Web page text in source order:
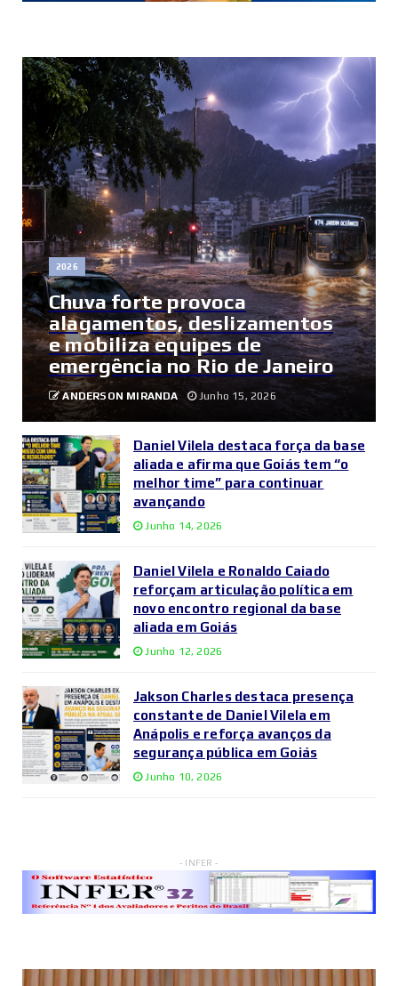
2026
Chuva forte provoca
alagamentos, deslizamentos
e mobiliza equipes de
emergência no Rio de Janeiro
ANDERSON MIRANDA Junho 15, 2026
Daniel Vilela destaca força da base
aliada e afirma que Goiás tem “o
melhor time” para continuar
avançando
Junho 14, 2026
Daniel Vilela e Ronaldo Caiado
reforçam articulação política em
novo encontro regional da base
aliada em Goiás
Junho 12, 2026
Jakson Charles destaca presença
constante de Daniel Vilela em
Anápolis e reforça avanços da
segurança pública em Goiás
Junho 10, 2026
- INFER -